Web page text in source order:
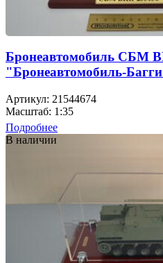
Бронеавтомобиль СБМ
"Бронеавтомобиль-
Артикул: 21544674
Масштаб: 1:35
Подробнее
В наличии